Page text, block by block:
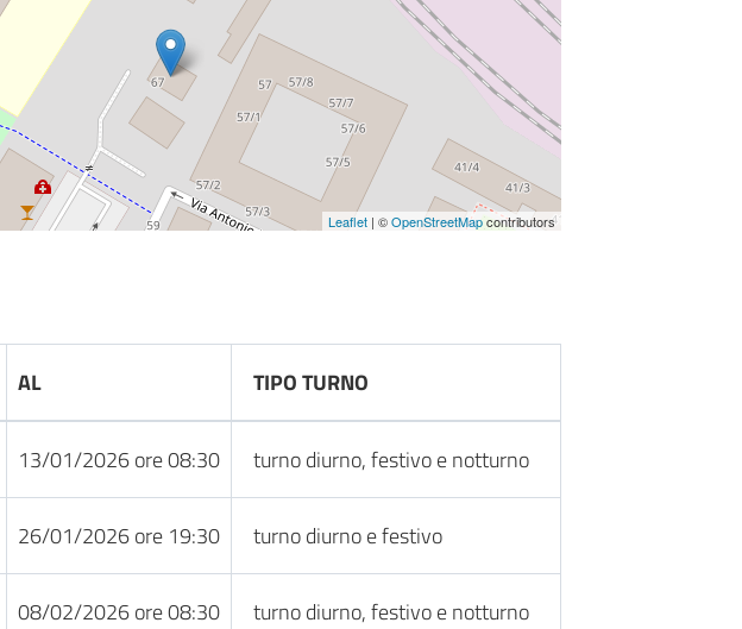
Leaflet| ©OpenStreetMapcontributors
AL TIPO TURNO
13/01/2026 ore 08:30 turno diurno, festivo e notturno
26/01/2026 ore 19:30 turno diurno e festivo
08/02/2026 ore 08:30 turno diurno, festivo e notturno